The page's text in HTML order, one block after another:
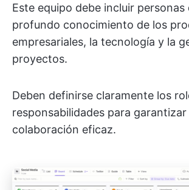
Este equipo debe incluir personas
profundo conocimiento de los
empresariales, la tecnología y la
proyectos.
Deben definirse claramente los
responsabilidades para garantizar
colaboración eficaz.